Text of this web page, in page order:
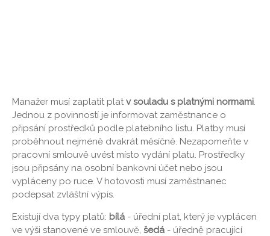
Manažer musí zaplatit plat v souladu s platnými normami.
Jednou z povinností je informovat zaměstnance o
připsání prostředků podle platebního listu. Platby musí
proběhnout nejméně dvakrát měsíčně. Nezapomeňte v
pracovní smlouvě uvést místo vydání platu. Prostředky
jsou připsány na osobní bankovní účet nebo jsou
vypláceny po ruce. V hotovosti musí zaměstnanec
podepsat zvláštní výpis.
Existují dva typy platů: bílá - úřední plat, který je vyplácen
ve výši stanovené ve smlouvě, šedá - úředně pracující